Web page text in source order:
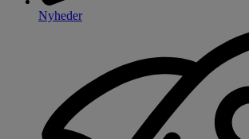
Nyheder